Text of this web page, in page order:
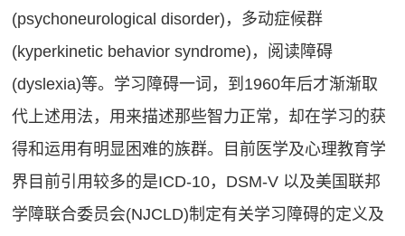
（AD）
表
达
能
帮
训
练
问
(psychoneurological disorder)，多动症候群
(kyperkinetic behavior syndrome)，阅读障碍
(dyslexia)等。学习障碍一词，到1960年后才渐渐取
代上述用法，用来描述那些智力正常，却在学习的获
得和运用有明显困难的族群。目前医学及心理教育学
界目前引用较多的是ICD-10，DSM-V 以及美国联邦
学障联合委员会(NJCLD)制定有关学习障碍的定义及